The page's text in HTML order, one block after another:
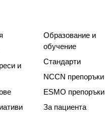
и
Образование и
обучение
Стандарти
NCCN препоръки
ESMO препоръки
За пациента